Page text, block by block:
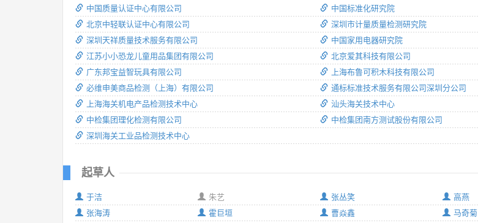
中国质量认证中心有限公司
北京中轻联认证中心有限公司
深圳天祥质量技术服务有限公司
江苏小小恐龙儿童用品集团有限公司
广东邦宝益智玩具有限公司
必维申美商品检测（上海）有限公司
上海海关机电产品检测技术中心
中检集团理化检测有限公司
深圳海关工业品检测技术中心
中国标准化研究院
深圳市计量质量检测研究院
中国家用电器研究院
北京爱其科技有限公司
上海布鲁可积木科技有限公司
通标标准技术服务有限公司深圳分公司
汕头海关技术中心
中检集团南方测试股份有限公司
起草人
于洁
朱艺
张海涛
霍巨垣
张丛笑
高燕
曹焱鑫
马奇菊